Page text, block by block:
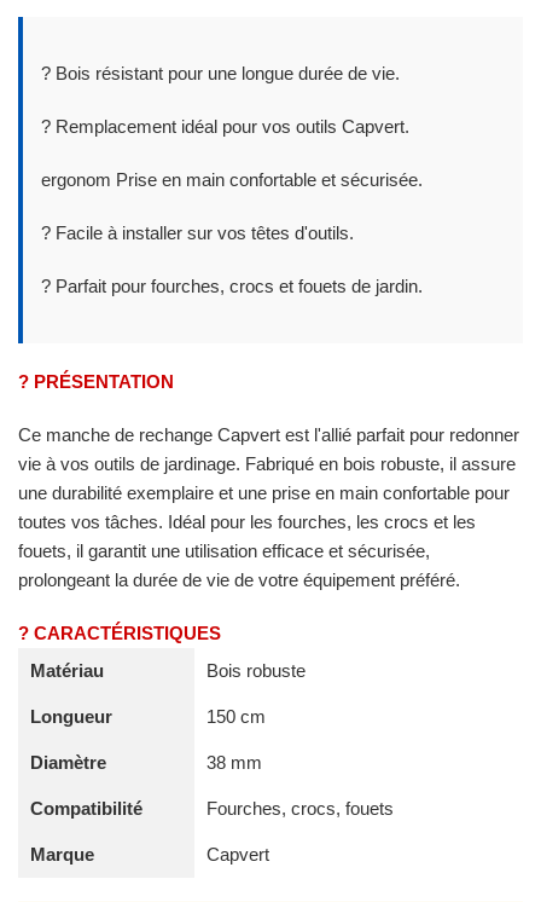
? Bois résistant pour une longue durée de vie.
? Remplacement idéal pour vos outils Capvert.
ergonom Prise en main confortable et sécurisée.
?️ Facile à installer sur vos têtes d'outils.
? Parfait pour fourches, crocs et fouets de jardin.
? PRÉSENTATION
Ce manche de rechange Capvert est l'allié parfait pour redonner
vie à vos outils de jardinage. Fabriqué en bois robuste, il assure
une durabilité exemplaire et une prise en main confortable pour
toutes vos tâches. Idéal pour les fourches, les crocs et les
fouets, il garantit une utilisation efficace et sécurisée,
prolongeant la durée de vie de votre équipement préféré.
? CARACTÉRISTIQUES
Matériau
Bois robuste
Longueur 150 cm
Diamètre 38 mm
Compatibilité Fourches, crocs, fouets
Marque Capvert